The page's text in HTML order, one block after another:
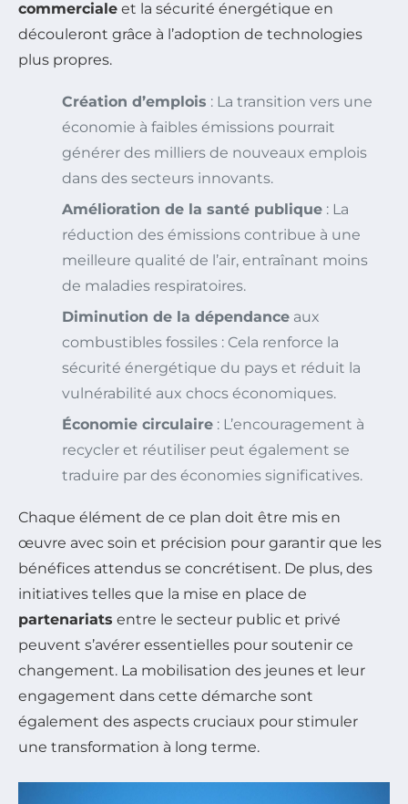
commerciale et la sécurité énergétique en
découleront grâce à l’adoption de technologies
plus propres.
Création d’emplois : La transition vers une
économie à faibles émissions pourrait
générer des milliers de nouveaux emplois
dans des secteurs innovants.
Amélioration de la santé publique : La
réduction des émissions contribue à une
meilleure qualité de l’air, entraînant moins
de maladies respiratoires.
Diminution de la dépendance aux
combustibles fossiles : Cela renforce la
sécurité énergétique du pays et réduit la
vulnérabilité aux chocs économiques.
Économie circulaire : L’encouragement à
recycler et réutiliser peut également se
traduire par des économies significatives.
Chaque élément de ce plan doit être mis en
œuvre avec soin et précision pour garantir que les
bénéfices attendus se concrétisent. De plus, des
initiatives telles que la mise en place de
partenariats entre le secteur public et privé
peuvent s’avérer essentielles pour soutenir ce
changement. La mobilisation des jeunes et leur
engagement dans cette démarche sont
également des aspects cruciaux pour stimuler
une transformation à long terme.